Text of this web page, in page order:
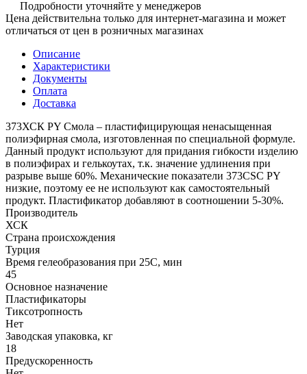
Подробности уточняйте у менеджеров
Цена действительна только для интернет-магазина и может
отличаться от цен в розничных магазинах
Описание
Характеристики
Документы
Оплата
Доставка
373ХСК PY Смола – пластифицирующая ненасыщенная
полиэфирная смола, изготовленная по специальной формуле.
Данный продукт используют для придания гибкости изделию
в полиэфирах и гелькоутах, т.к. значение удлинения при
разрыве выше 60%. Механические показатели 373CSC PY
низкие, поэтому ее не используют как самостоятельный
продукт. Пластификатор добавляют в соотношении 5-30%.
Производитель
ХСК
Страна происхождения
Турция
Время гелеобразования при 25С, мин
45
Основное назначение
Пластификаторы
Тиксотропность
Нет
Заводская упаковка, кг
18
Предускоренность